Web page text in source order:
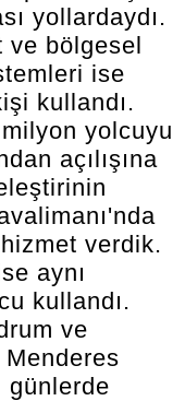
yollardaydı.
ve bölgesel
ise
kullandı.
yolcuyu
açılışına
verdik.
aynı
kullandı.
ve
günlerde